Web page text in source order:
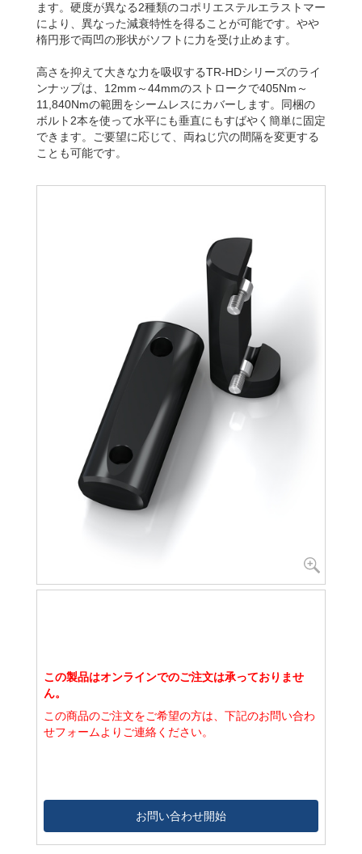
ます。硬度が異なる2種類のコポリエステルエラストマー
により、異なった減衰特性を得ることが可能です。やや
楕円形で両凹の形状がソフトに力を受け止めます。
高さを抑えて大きな力を吸収するTR-HDシリーズのライ
ンナップは、12mm～44mmのストロークで405Nm～
11,840Nmの範囲をシームレスにカバーします。同梱の
ボルト2本を使って水平にも垂直にもすばやく簡単に固定
できます。ご要望に応じて、両ねじ穴の間隔を変更する
ことも可能です。
この製品はオンラインでのご注文は承っておりませ
ん。
この商品のご注文をご希望の方は、下記のお問い合わ
せフォームよりご連絡ください。
お問い合わせ開始